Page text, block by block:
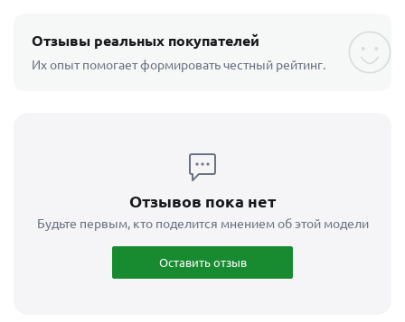
Отзывы реальных покупателей
Их опыт помогает формировать честный рейтинг.
Отзывов пока нет
Будьте первым, кто поделится мнением об этой модели
Оставить отзыв